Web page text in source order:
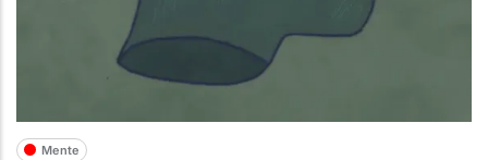
Mente